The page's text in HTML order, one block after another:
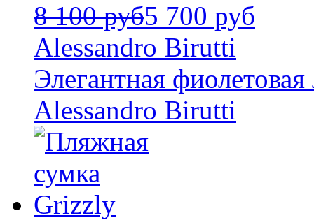
8 100 руб5 700 руб
Alessandro Birutti
Элегантная
Alessandro Birutti